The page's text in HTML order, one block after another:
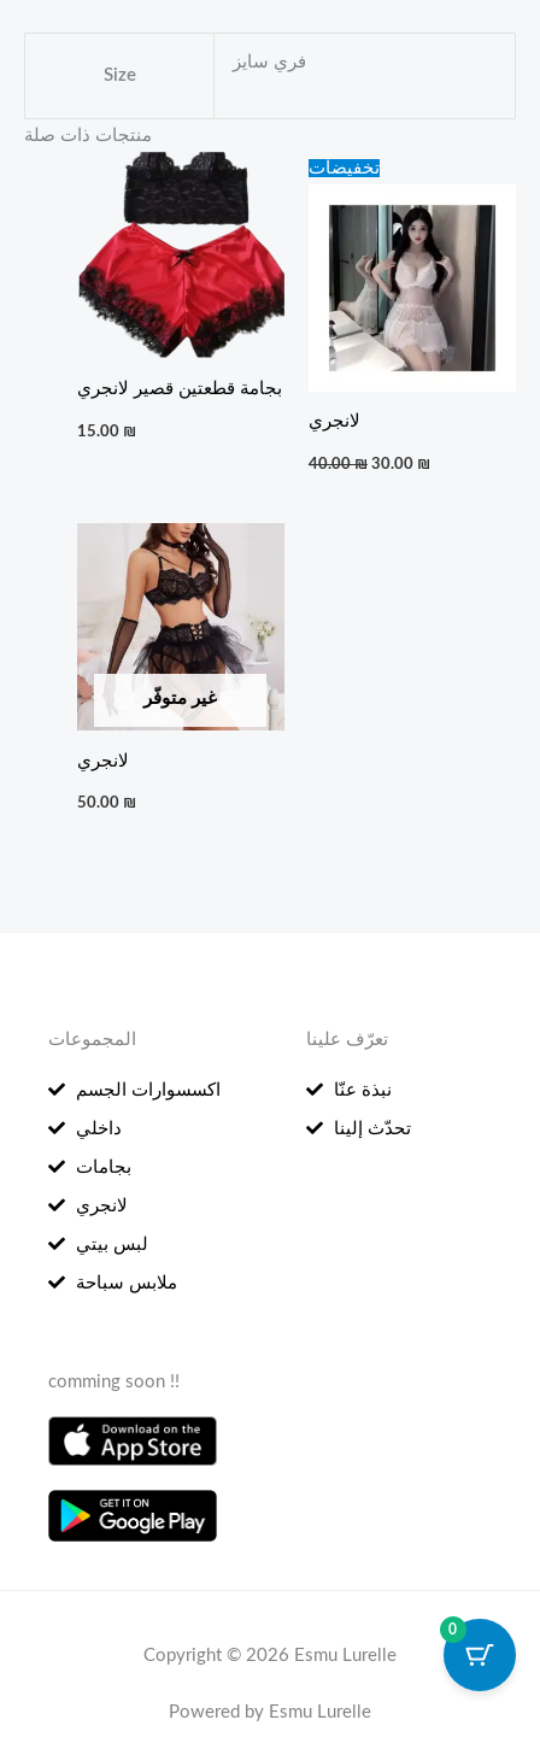
Size
فري سايز
منتجات ذات صلة
بجامة قطعتين قصير لانجري
15.00 ₪
تخفيضات
لانجري
40.00₪
Original
price
40.00 ₪.
30.00 ₪
30.00 ₪.
غير متوفّر
لانجري
50.00 ₪
المجموعات
اكسسوارات الجسم
داخلي
بجامات
لانجري
لبس بيتي
ملابس سباحة
تعرّف علينا
نبذة عنّا
تحدّث إلينا
comming soon !!
Copyright © 2026 Esmu Lurelle
Powered by Esmu Lurelle
0